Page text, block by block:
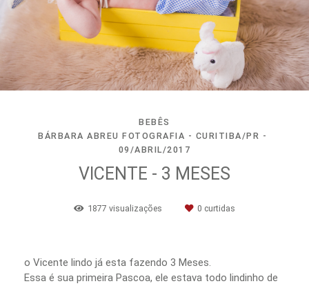
BEBÊS
BÁRBARA ABREU FOTOGRAFIA - CURITIBA/PR
09/ABRIL/2017
VICENTE - 3 MESES
1877 visualizações 0 curtidas
o Vicente lindo já esta fazendo 3 Meses.
Essa é sua primeira Pascoa, ele estava todo lindinho de